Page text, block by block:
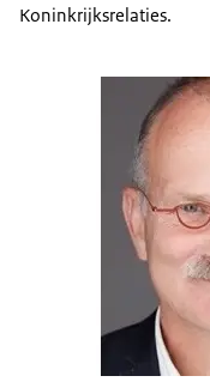
Koninkrijksrelaties.